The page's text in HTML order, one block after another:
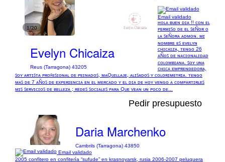
1/20
Evelyn Chicaiza
Reus (Tarragona) 43205
Email validado
ʜᴏʟᴀ ʙᴜᴇɴ ᴅɪᴀ !! ᴄᴏɴ ᴇʟ
ᴘᴇʀᴍɪꜱᴏ ᴅᴇ ᴇʟ ꜱᴇÑᴏʀ ᴏ
ʟᴀ ꜱᴇÑᴏʀᴀ ᴀᴅᴍᴏɴ. ᴍɪ
ɴᴏᴍʙʀᴇ ᴇꜱ ᴇᴠᴇʟʏɴ
ᴄʜɪᴄᴀɪᴢᴀ, ᴛᴇɴɢᴏ 26
ᴀÑᴏꜱ ᴅᴇ ɴᴀᴄɪᴏɴᴀʟɪᴅᴀᴅ
ᴄᴏʟᴏᴍʙɪᴀɴᴀ. ꜱᴏʏ ᴜɴᴀ
ᴄʜɪᴄᴀ ᴇᴍᴘʀᴇɴᴅᴇᴅᴏʀᴀ,
ꜱᴏʏ ᴀʀᴛɪꜱᴛᴀ ᴘʀᴏꜰᴇꜱɪᴏɴᴀʟ ᴅᴇ ᴘᴇɪɴᴀᴅᴏꜱ, ᴍᴀQᴜɪʟʟᴀᴊᴇ, ᴀʟɪꜱᴀᴅᴏꜱ ʏ ᴄᴏʟᴏʀɪᴍᴇᴛʀɪᴀ. ᴛᴇɴɢᴏ
ᴍᴀꜱ ᴅᴇ 7 ᴀÑᴏꜱ ᴅᴇ ᴇxᴘᴇʀɪᴇɴᴄɪᴀ ᴇɴ ᴇʟ ᴍᴇʀᴄᴀᴅᴏ ʏ ᴇʟ ᴅɪᴀ ᴅᴇ ʜᴏʏ ᴠᴇɴɢᴏ ᴀ ᴄᴏᴍᴘᴀʀᴛɪʀʟᴇꜱ
ᴍɪꜱ ꜱᴇʀᴠɪᴄɪᴏꜱ ᴅᴇ ʙᴇʟʟᴇᴢᴀ ; ʀᴇᴅᴇꜱ ꜱᴏᴄɪᴀʟᴇꜱ ᴘᴀʀᴀ Qᴜᴇ ᴠᴇᴀɴ ᴜɴ ᴘᴏᴄᴏ ᴅᴇ...
Pedir presupuesto
Daria Marchenko
Cambrils (Tarragona) 43850
Email validado
2005 confitero en confitería “sufude” en krasnoyarsk, rusia 2006-2007 peluquera